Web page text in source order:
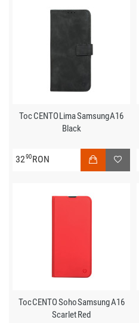
Toc CENTO Lima Samsung A16
Black
3290RON
Toc CENTO Soho Samsung A16
Scarlet Red